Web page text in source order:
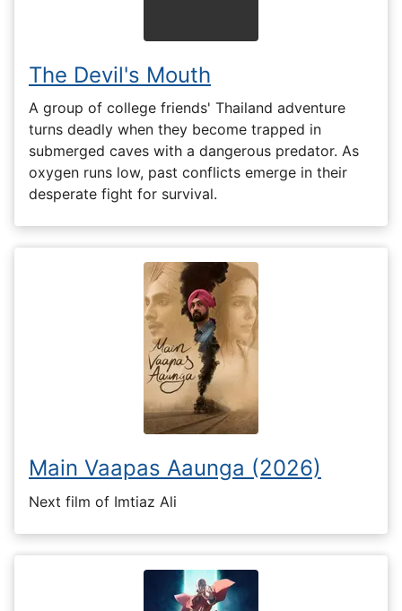
The Devil's Mouth
A group of college friends' Thailand adventure
turns deadly when they become trapped in
submerged caves with a dangerous predator. As
oxygen runs low, past conflicts emerge in their
desperate fight for survival.
Main Vaapas Aaunga (2026)
Next film of Imtiaz Ali